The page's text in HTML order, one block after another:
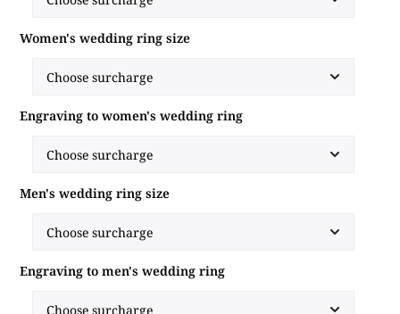
Women's wedding ring size
Engraving to women's wedding ring
Men's wedding ring size
Engraving to men's wedding ring